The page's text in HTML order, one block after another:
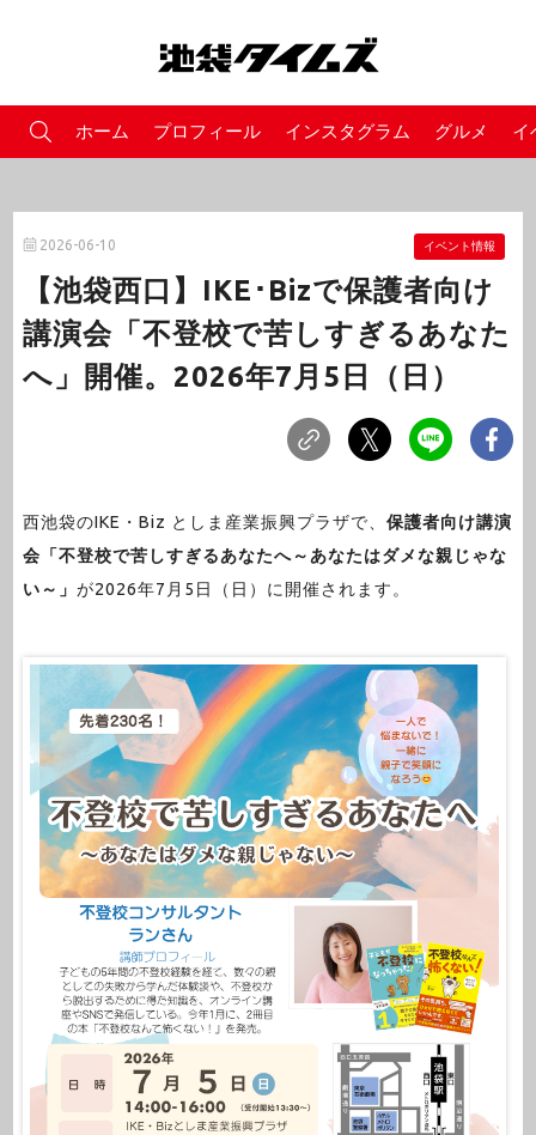
ホーム プロフィール インスタグラム グルメ イ
2026-06-10 イベント情報
【池袋西口】IKE･Bizで保護者向け
講演会「不登校で苦しすぎるあなた
へ」開催。2026年7月5日（日）
西池袋のIKE・Biz としま産業振興プラザで、 保護者向け講演
会「不登校で苦しすぎるあなたへ～あなたはダメな親じゃな
い～」 が2026年7月5日（日）に開催されます。